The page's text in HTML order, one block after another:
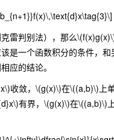
判别法），那么
是一个函数积分的条件，
应的结论。
收敛，\(g(x)\)在\((a,b)\)
有界，\(g(x)\)在\((a,b)\)